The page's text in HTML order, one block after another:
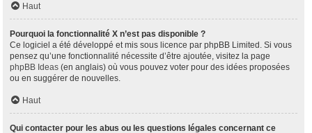
Haut
Pourquoi la fonctionnalité X n’est pas disponible ?
Ce logiciel a été développé et mis sous licence par phpBB Limited. Si vous
pensez qu’une fonctionnalité nécessite d’être ajoutée, visitez la page
phpBB Ideas (en anglais) où vous pouvez voter pour des idées proposées
ou en suggérer de nouvelles.
Haut
Qui contacter pour les abus ou les questions légales concernant ce